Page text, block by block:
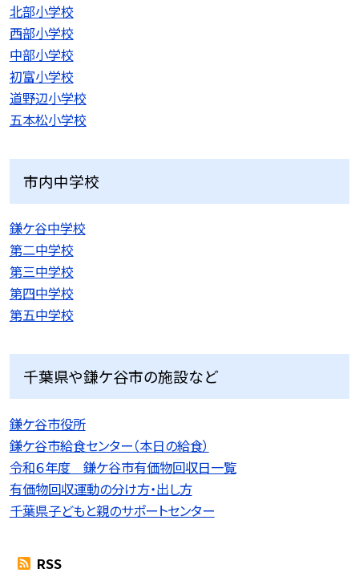
北部小学校
西部小学校
中部小学校
初富小学校
道野辺小学校
五本松小学校
市内中学校
鎌ケ谷中学校
第二中学校
第三中学校
第四中学校
第五中学校
千葉県や鎌ケ谷市の施設など
鎌ケ谷市役所
鎌ケ谷市給食センター（本日の給食）
令和６年度 鎌ケ谷市有価物回収日一覧
有価物回収運動の分け方・出し方
千葉県子どもと親のサポートセンター
RSS